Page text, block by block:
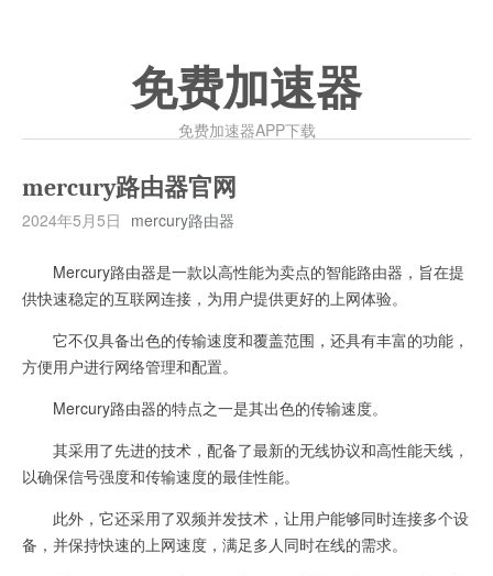
免费加速器
免费加速器APP下载
mercury路由器官网
2024年5月5日 mercury路由器
Mercury路由器是一款以高性能为卖点的智能路由器，旨在提
供快速稳定的互联网连接，为用户提供更好的上网体验。
它不仅具备出色的传输速度和覆盖范围，还具有丰富的功能，
方便用户进行网络管理和配置。
Mercury路由器的特点之一是其出色的传输速度。
其采用了先进的技术，配备了最新的无线协议和高性能天线，
以确保信号强度和传输速度的最佳性能。
此外，它还采用了双频并发技术，让用户能够同时连接多个设
备，并保持快速的上网速度，满足多人同时在线的需求。